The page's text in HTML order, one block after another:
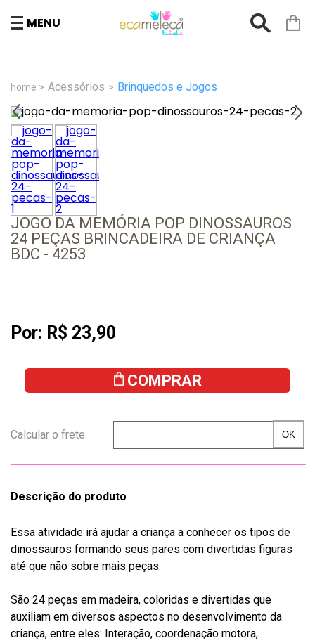
MENU
Acessórios Brinquedos e Jogos
JOGO DA MEMÓRIA POP DINOSSAUROS
24 PEÇAS BRINCADEIRA DE CRIANÇA
BDC - 4253
Por: R$ 23,90
COMPRAR
Descrição do produto
Essa atividade irá ajudar a criança a conhecer os tipos de
dinossauros formando seus pares com divertidas figuras
até que não sobre mais peças.
São 24 peças em madeira, coloridas e divertidas que
auxiliam em diversos aspectos no desenvolvimento da
criança, entre eles: Interação, coordenação motora,